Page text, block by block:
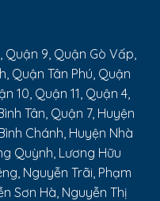
Quận 9, Quận Gò Vấp,
Quận Tân Phú, Quận
10, Quận 11, Quận 4,
Tân, Quận 7, Huyện
Chánh, Huyện Nhà
Quỳnh, Lương Hữu
Nguyễn Trãi, Phạm
Sơn Hà, Nguyễn Thị